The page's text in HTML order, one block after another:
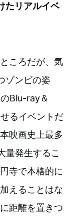
たリアルイベ
ころだが、気
ゾンビの姿
Blu-ray＆
るイベントだ
映画史上最多
量発生するこ
寺で本格的に
えることはな
距離を置きつ